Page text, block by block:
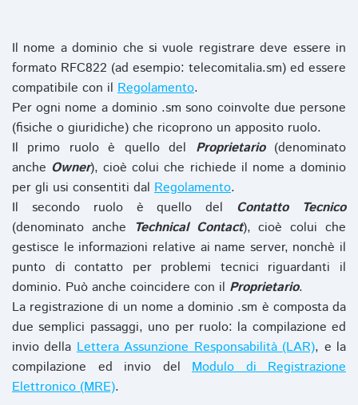
Il nome a dominio che si vuole registrare deve essere in
formato RFC822 (ad esempio: telecomitalia.sm) ed essere
compatibile con il Regolamento.
Per ogni nome a dominio .sm sono coinvolte due persone
(fisiche o giuridiche) che ricoprono un apposito ruolo.
Il primo ruolo è quello del Proprietario(denominato
anche Owner), cioè colui che richiede il nome a dominio
per gli usi consentiti dal Regolamento.
Il secondo ruolo è quello del Contatto Tecnico
(denominato anche Technical Contact), cioè colui che
gestisce le informazioni relative ai name server, nonchè il
punto di contatto per problemi tecnici riguardanti il
dominio. Può anche coincidere con il Proprietario.
La registrazione di un nome a dominio .sm è composta da
due semplici passaggi, uno per ruolo: la compilazione ed
invio dellaLettera Assunzione Responsabilità (LAR), e la
compilazione ed invio del Modulo di Registrazione
Elettronico (MRE).